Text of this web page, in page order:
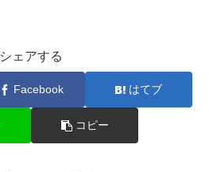
シェアする
Facebook はてブ
コピー